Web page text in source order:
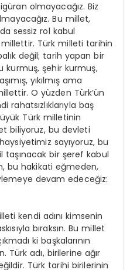
olmayacağız. Biz
Bu millet,
sessiz rol kabul
Türk milleti tarihin
değil; tarih yapan bir
kurmuş, şehir kurmuş,
yıkılmış ama
O yüzden Türk’ün
rahatsızlıklarıyla baş
Türk milletinin
biliyoruz, bu devleti
sayıyoruz, bu
taşınacak bir şeref kabul
bu hakikati eğmeden,
devam edeceğiz:
kendi adını kimsenin
bıraksın. Bu millet
ki başkalarının
Türk adı, birilerine ağır
Türk tarihi birilerinin